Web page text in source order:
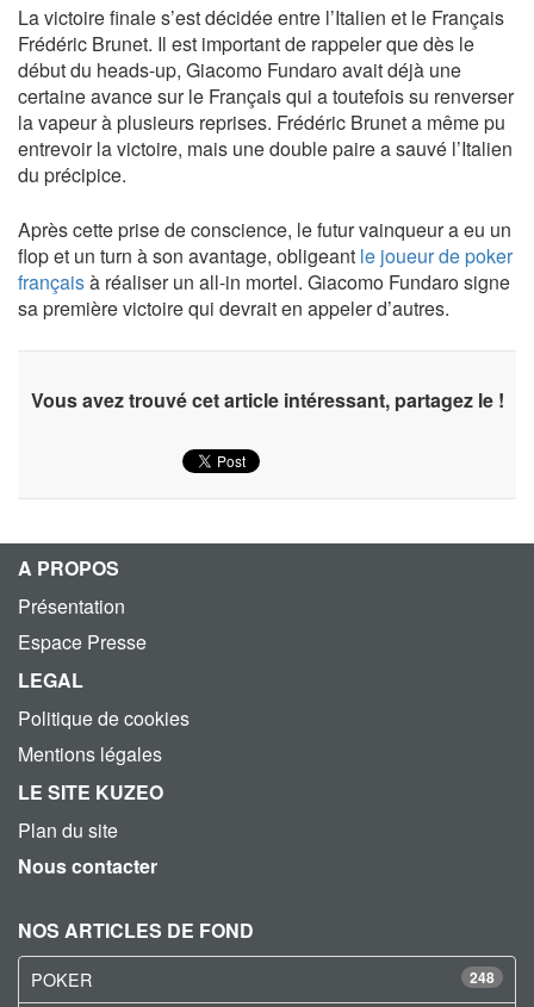
La victoire finale s’est décidée entre l’Italien et le Français
Frédéric Brunet. Il est important de rappeler que dès le
début du heads-up, Giacomo Fundaro avait déjà une
certaine avance sur le Français qui a toutefois su renverser
la vapeur à plusieurs reprises. Frédéric Brunet a même pu
entrevoir la victoire, mais une double paire a sauvé l’Italien
du précipice.
Après cette prise de conscience, le futur vainqueur a eu un
flop et un turn à son avantage, obligeant le joueur de poker
françaisà réaliser un all-in mortel. Giacomo Fundaro signe
sa première victoire qui devrait en appeler d’autres.
Vous avez trouvé cet article intéressant, partagez le !
A PROPOS
Présentation
Espace Presse
LEGAL
Politique de cookies
Mentions légales
LE SITE KUZEO
Plan du site
Nous contacter
NOS ARTICLES DE FOND
248
POKER